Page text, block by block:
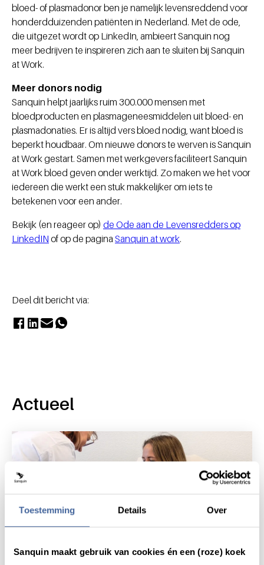
Toestemming Details Over
Sanquin maakt gebruik van cookies én een (roze) koek
bloed- of plasmadonor ben je namelijk levensreddend voor
honderdduizenden patiënten in Nederland. Met de ode,
die uitgezet wordt op LinkedIn, ambieert Sanquin nog
meer bedrijven te inspireren zich aan te sluiten bij Sanquin
at Work.
Meer donors nodig
Sanquin helpt jaarlijks ruim 300.000 mensen met
bloedproducten en plasmageneesmiddelen uit bloed- en
plasmadonaties. Er is altijd vers bloed nodig, want bloed is
beperkt houdbaar. Om nieuwe donors te werven is Sanquin
at Work gestart. Samen met werkgevers faciliteert Sanquin
at Work bloed geven onder werktijd. Zo maken we het voor
iedereen die werkt een stuk makkelijker om iets te
betekenen voor een ander.
Bekijk (en reageer op) de Ode aan de Levensredders op
LinkedIN of op de pagina Sanquin at work.
Deel dit bericht via:
Actueel